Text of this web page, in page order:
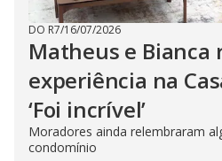
DO R7/16/07/2026
Matheus e
experiência na
‘Foi incrível’
Moradores ainda relembraram
condomínio